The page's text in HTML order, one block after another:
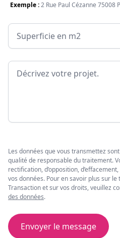
Exemple :2 Rue Paul Cézanne 75008
Surface
Message
Les données que vous transmettez
qualité de responsable du traitement.
rectification, d’opposition,
vos données. Pour en savoir plus sur
Transaction et sur vos droits, veuillez
des données.
Envoyer le message